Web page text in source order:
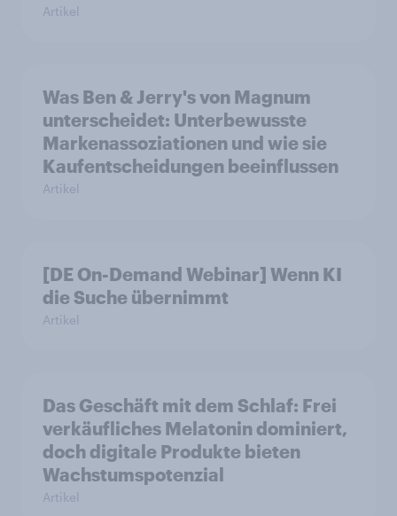
Artikel
Was Ben & Jerry's von Magnum
unterscheidet: Unterbewusste
Markenassoziationen und wie sie
Kaufentscheidungen beeinflussen
Artikel
[DE On-Demand Webinar] Wenn KI
die Suche übernimmt
Artikel
Das Geschäft mit dem Schlaf: Frei
verkäufliches Melatonin dominiert,
doch digitale Produkte bieten
Wachstumspotenzial
Artikel